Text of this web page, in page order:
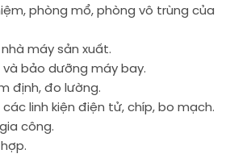
phòng mổ, phòng vô trùng của
máy sản xuất.
và bảo dưỡng máy bay.
định, đo lường.
linh kiện điện tử, chíp, bo mạch.
công.